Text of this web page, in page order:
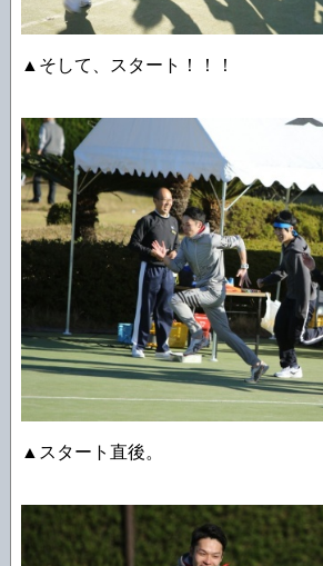
▲そして、スタート！！！
▲スタート直後。